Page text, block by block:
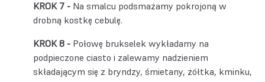
Na smalcu podsmażamy pokrojoną w
drobną kostkę cebulę.
Połowę brukselek wykładamy na
podpieczone ciasto i zalewamy nadzieniem
składającym się z bryndzy, śmietany, żółtka, kminku,